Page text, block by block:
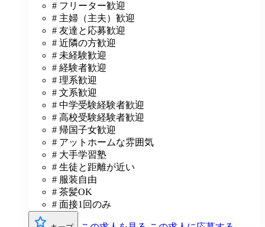
# フリーター歓迎
# 主婦（主夫）歓迎
# 友達と応募歓迎
# 近隣の方歓迎
# 未経験歓迎
# 経験者歓迎
# 理系歓迎
# 文系歓迎
# 中学受験経験者歓迎
# 高校受験経験者歓迎
# 帰国子女歓迎
# アットホームな雰囲気
# 大手学習塾
# 生徒と距離が近い
# 服装自由
# 茶髪OK
# 面接1回のみ